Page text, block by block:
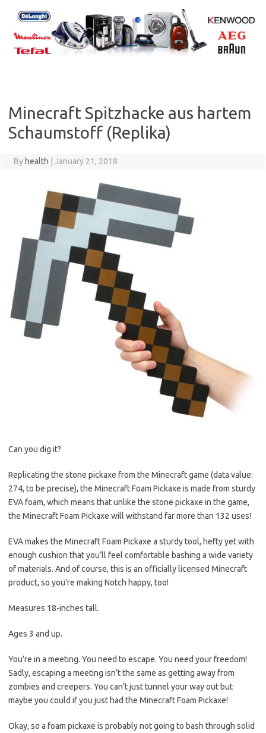
content
Minecraft Spitzhacke aus hartem
Schaumstoff (Replika)
By health January 21, 2018
Can you dig it?
Replicating the stone pickaxe from the Minecraft game (data value:
274, to be precise), the Minecraft Foam Pickaxe is made from sturdy
EVA foam, which means that unlike the stone pickaxe in the game,
the Minecraft Foam Pickaxe will withstand far more than 132 uses!
EVA makes the Minecraft Foam Pickaxe a sturdy tool, hefty yet with
enough cushion that you’ll feel comfortable bashing a wide variety
of materials. And of course, this is an officially licensed Minecraft
product, so you’re making Notch happy, too!
Measures 18-inches tall.
Ages 3 and up.
You’re in a meeting. You need to escape. You need your freedom!
Sadly, escaping a meeting isn’t the same as getting away from
zombies and creepers. You can’t just tunnel your way out but
maybe you could if you just had the Minecraft Foam Pickaxe!
Okay, so a foam pickaxe is probably not going to bash through solid